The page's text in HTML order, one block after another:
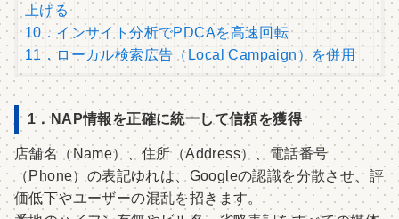
上げる
10．インサイト分析でPDCAを高速回転
11．ローカル検索広告（Local Campaign）を併用
1．NAP情報を正確に統一して信頼を獲得
店舗名（Name）、住所（Address）、電話番号
（Phone）の表記ゆれは、Googleの認識を分散させ、評
価低下やユーザーの混乱を招きます。